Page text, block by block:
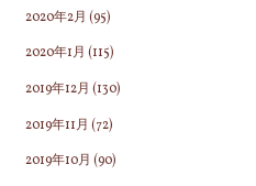
2020年2月 (95)
2020年1月 (115)
2019年12月 (130)
2019年11月 (72)
2019年10月 (90)